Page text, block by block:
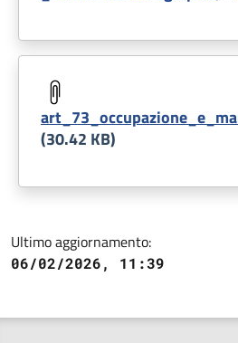
Document
(30.42 KB)
Ultimo aggiornamento:
06/02/2026, 11:39